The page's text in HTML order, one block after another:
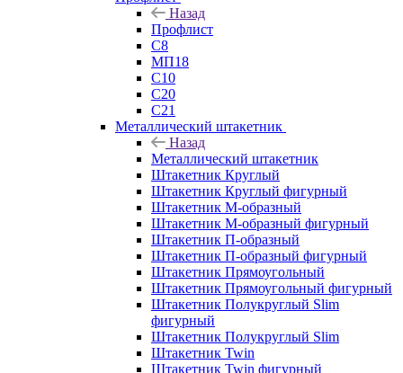
Назад
Профлист
С8
МП18
С10
С20
С21
Металлический штакетник
Назад
Металлический штакетник
Штакетник Круглый
Штакетник Круглый фигурный
Штакетник М-образный
Штакетник М-образный фигурный
Штакетник П-образный
Штакетник П-образный фигурный
Штакетник Прямоугольный
Штакетник Прямоугольный фигурный
Штакетник Полукруглый Slim
фигурный
Штакетник Полукруглый Slim
Штакетник Twin
Штакетник Twin фигурный